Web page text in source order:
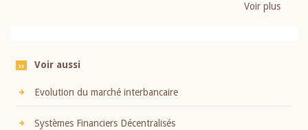
Voir plus
Voir aussi
Evolution du marché interbancaire
Systèmes Financiers Décentralisés